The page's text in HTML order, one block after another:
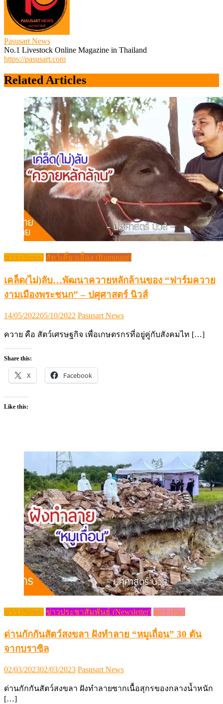
Pasusart News
No.1 Livestock Online Magazine in Thailand
https://pasusart.com
Related Articles
ข่าว (News) สัตว์เคี้ยวเอื้อง (Ruminant)
เคล็ด(ไม่)ลับ…พัฒนาควายหลักล้านของ “ฟาร์มควาย
งามเมืองพระชนก” – ปศุศาสตร์ นิวส์
Posted
14/05/202205/10/2022 Author
Pasusart News
ควาย คือ สัตว์เศรษฐกิจ เพื่อเกษตรกรที่อยู่คู่กับสังคมไท […]
Share this:
X Facebook
Like this:
ข่าว (News) ข่าวประชาสัมพันธ์ (Newsletter) สุกร (Pig)
ด่านกักกันสัตว์สงขลา ฝังทำลาย “หมูเถื่อน” 30 ตัน
จากบราซิล
Posted
02/03/202302/03/2023 Author
Pasusart News
ด่านกักกันสัตว์สงขลา ฝังทำลายซากเนื้อสุกรของกลางน้ำหนัก
[…]